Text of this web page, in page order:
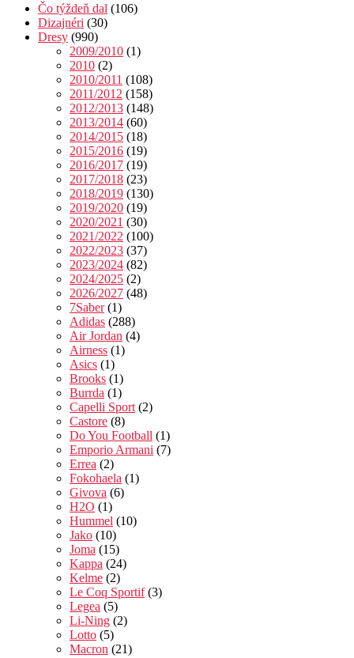
Čo týždeň dal (106)
Dizajnéri (30)
Dresy (990)
2009/2010 (1)
2010 (2)
2010/2011 (108)
2011/2012 (158)
2012/2013 (148)
2013/2014 (60)
2014/2015 (18)
2015/2016 (19)
2016/2017 (19)
2017/2018 (23)
2018/2019 (130)
2019/2020 (19)
2020/2021 (30)
2021/2022 (100)
2022/2023 (37)
2023/2024 (82)
2024/2025 (2)
2026/2027 (48)
7Saber(1)
Adidas (288)
Air Jordan (4)
Airness (1)
Asics (1)
Brooks (1)
Burrda (1)
Capelli Sport (2)
Castore (8)
Do You Football (1)
Emporio Armani (7)
Errea (2)
Fokohaela (1)
Givova (6)
H2O (1)
Hummel (10)
Jako (10)
Joma (15)
Kappa (24)
Kelme (2)
Le Coq Sportif(3)
Legea (5)
Li-Ning (2)
Lotto (5)
Macron (21)